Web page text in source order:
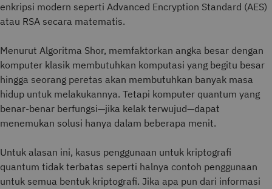
enkripsi modern seperti Advanced Encryption Standard (AES)
atau RSA secara matematis.
Menurut Algoritma Shor, memfaktorkan angka besar dengan
komputer klasik membutuhkan komputasi yang begitu besar
hingga seorang peretas akan membutuhkan banyak masa
hidup untuk melakukannya. Tetapi komputer quantum yang
benar-benar berfungsi—jika kelak terwujud—dapat
menemukan solusi hanya dalam beberapa menit.
Untuk alasan ini, kasus penggunaan untuk kriptografi
quantum tidak terbatas seperti halnya contoh penggunaan
untuk semua bentuk kriptografi. Jika apa pun dari informasi